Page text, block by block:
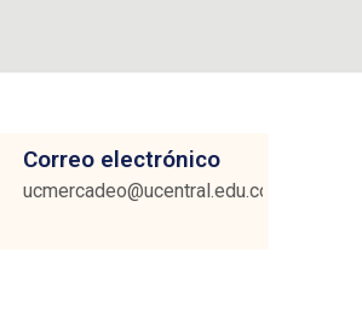
Correo electrónico
ucmercadeo@ucentral.edu.co